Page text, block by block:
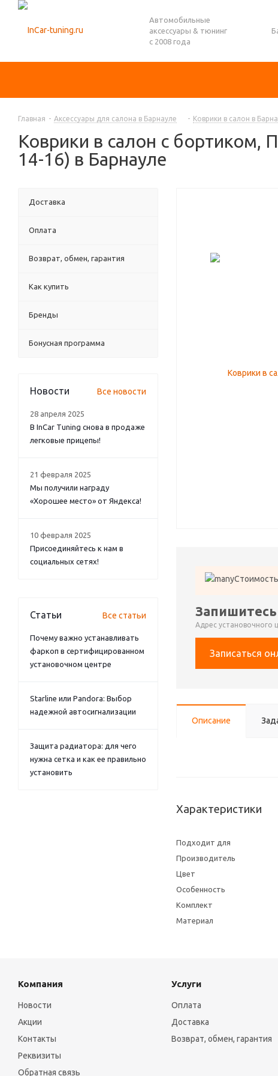
Автомобильные
аксессуары & тюнинг
с 2008 года
Главная - Аксессуары для салона в Барнауле - Коврики в салон в
Коврики в салон с бортиком,
14-16) в Барнауле
Запишитесь
Адрес установочного
Записаться
Описание
Характеристики
Подходит для
Производитель
Цвет
Особенность
Комплект
Материал
Доставка
Оплата
Возврат, обмен, гарантия
Как купить
Бренды
Бонусная программа
Новости Все новости
28 апреля 2025
В InCar Tuning снова в продаже
легковые прицепы!
21 февраля 2025
Мы получили награду
«Хорошее место» от Яндекса!
10 февраля 2025
Присоединяйтесь к нам в
социальных сетях!
Статьи Все статьи
Почему важно устанавливать
фаркоп в сертифицированном
установочном центре
Starline или Pandora: Выбор
надежной автосигнализации
Защита радиатора: для чего
нужна сетка и как ее правильно
установить
Компания
Новости
Акции
Контакты
Реквизиты
Обратная связь
Услуги
Оплата
Доставка
Возврат, обмен, гарантия